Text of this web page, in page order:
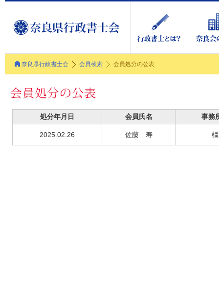
奈良県行政書士会 会員検索 会員処分の公表
処分年月日 会員氏名 事務
2025.02.26 佐藤 寿